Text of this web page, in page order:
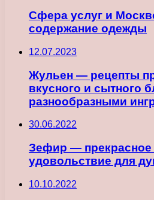
Сфера услуг и
содержание одежды
12.07.2023
Жульен — рецепты
вкусного и сытного
разнообразными
30.06.2022
Зефир — прекрасное
удовольствие для
10.10.2022